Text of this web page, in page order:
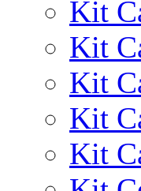
Kit
Kit
Kit
Kit
Kit